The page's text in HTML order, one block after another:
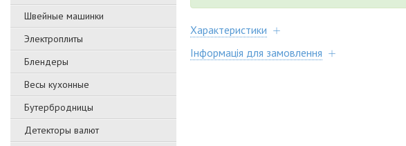
Швейные машинки
Электроплиты
Блендеры
Весы кухонные
Бутербродницы
Детекторы валют
Характеристики
Інформація для замовлення